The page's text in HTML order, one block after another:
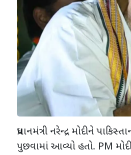
પ્રધાનમંત્રી નરેન્દ્ર મોદીને
પુછવામાં આવ્યો હતો. PM